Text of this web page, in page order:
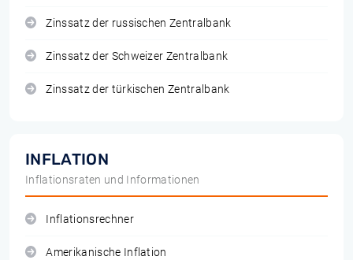
Zinssatz der russischen Zentralbank
Zinssatz der Schweizer Zentralbank
Zinssatz der türkischen Zentralbank
INFLATION
Inflationsraten und Informationen
Inflationsrechner
Amerikanische Inflation